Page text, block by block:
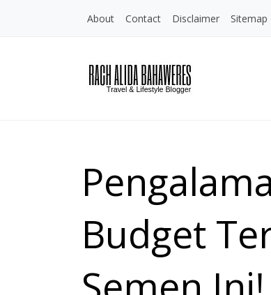
About Contact Disclaimer Sitemap
Budget